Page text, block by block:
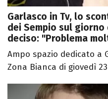
Garlasco in Tv, lo
dei Sempio sul
deciso: "Problema
Ampo spazio dedicato
Zona Bianca di giovedì